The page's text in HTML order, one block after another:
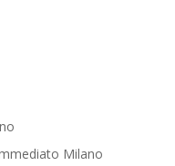
Milano